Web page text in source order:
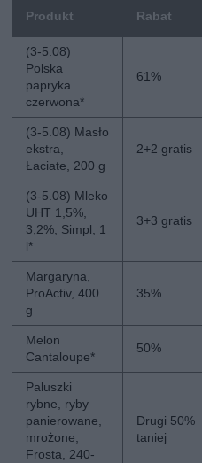
Produkt Rabat
(3-5.08)
Polska
papryka
czerwona*
61%
(3-5.08) Masło
ekstra,
Łaciate, 200 g
2+2 gratis
(3-5.08) Mleko
UHT 1,5%,
3,2%, Simpl, 1
l*
3+3 gratis
Margaryna,
ProActiv, 400
g
35%
Melon
Cantaloupe*
50%
Paluszki
rybne, ryby
panierowane,
mrożone,
Frosta, 240-
Drugi 50%
taniej